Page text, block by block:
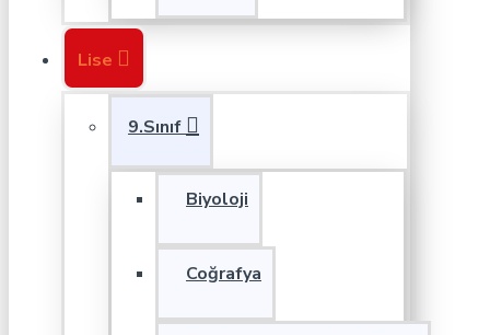
Lise
9.Sınıf
Biyoloji
Coğrafya